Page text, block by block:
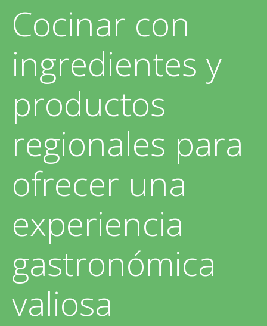
Cocinar con
ingredientes y
productos
regionales para
ofrecer una
experiencia
gastronómica
valiosa